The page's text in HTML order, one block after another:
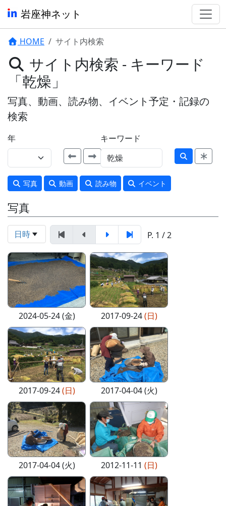
岩座神ネット
HOME サイト内検索
サイト内検索 - キーワード
「乾燥」
写真、動画、読み物、イベント予定・記録の
検索
年 キーワード
写真 動画 読み物 イベント
写真
日時 P. 1 / 2
2024-05-24 (金) 2017-09-24(日)
2017-09-24(日) 2017-04-04 (火)
2017-04-04 (火) 2012-11-11 (日)